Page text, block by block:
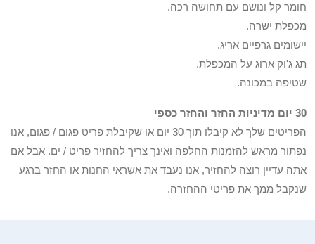
חומר קל ונושם עם תחושה רכה.
מכפלת ישרה.
יישומים גרפיים אריג.
תג ג'וק ארוג על המכפלת.
שטיפה במכונה.
30 יום מדיניות החזר והחזר כספי
הפריטים שלך לא קיבלו תוך 30 יום או שקיבלת פריט פגום / פגום, אנו
נפתור מראש להזמנות החלפה ואינך צריך להחזיר פריט / ים. אבל אם
אתה עדיין רוצה להחזיר, אנו נעבד את אשראי החנות או החזר ברגע
שנקבל ממך את פריטי ההחזרה.